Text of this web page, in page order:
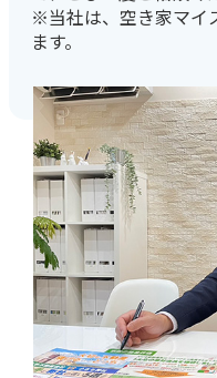
※当社は、空き家マイ
ます。